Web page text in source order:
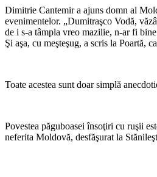
Dimitrie Cantemir a ajuns domn al
evenimentelor. „Dumitraşco Vodă,
de i s-a tâmpla vreo mazilie, n-ar fi
Şi aşa, cu meşteşug, a scris la Poartă,
Toate acestea sunt doar simplă
Povestea păguboasei însoţiri cu ruşii
neferita Moldovă, desfăşurat la